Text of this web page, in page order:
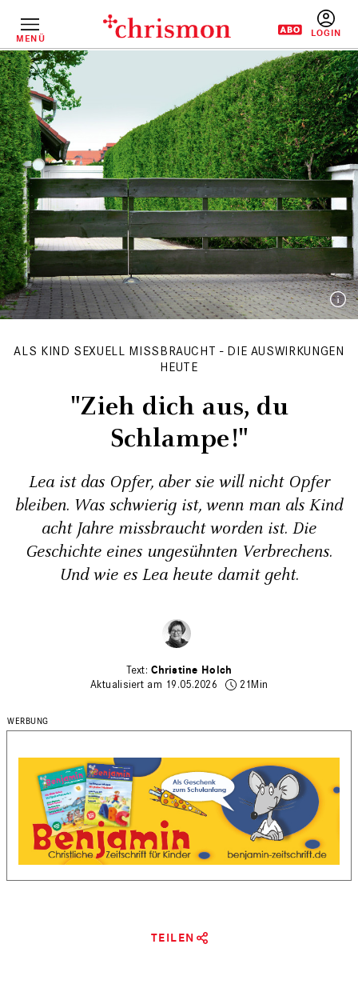
InhaltMENÜ
ALS KIND SEXUELL MISSBRAUCHT - DIE AUSWIRKUNGEN
HEUTE
"Zieh dich aus, du
Schlampe!"
Lea ist das Opfer, aber sie will nicht Opfer
bleiben. Was schwierig ist, wenn man als Kind
acht Jahre missbraucht worden ist. Die
Geschichte eines ungesühnten Verbrechens.
Und wie es Lea heute damit geht.
Christine Holch
Aktualisiert am 19.05.2026
21Min
TEILEN